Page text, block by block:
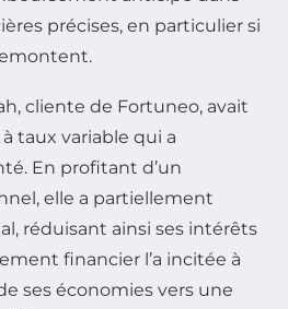
précises, en particulier si
cliente de Fortuneo, avait
taux variable qui a
En profitant d’un
elle a partiellement
réduisant ainsi ses intérêts
financier l’a incitée à
ses économies vers une